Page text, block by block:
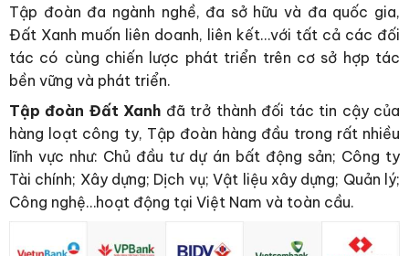
Tập đoàn đa ngành nghề, đa sở hữu và đa quốc gia,
Đất Xanh muốn liên doanh, liên kết…với tất cả các đối
tác có cùng chiến lược phát triển trên cơ sở hợp tác
bền vững và phát triển.
Tập đoàn Đất Xanh đã trở thành đối tác tin cậy của
hàng loạt công ty, Tập đoàn hàng đầu trong rất nhiều
lĩnh vực như: Chủ đầu tư dự án bất động sản; Công ty
Tài chính; Xây dựng; Dịch vụ; Vật liệu xây dựng; Quản lý;
Công nghệ…hoạt động tại Việt Nam và toàn cầu.